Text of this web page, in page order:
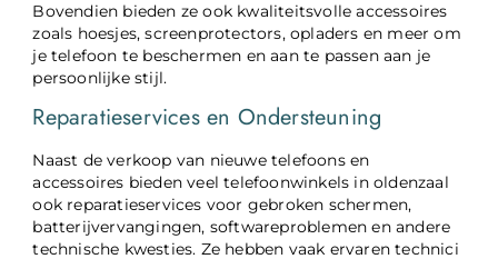
Bovendien bieden ze ook kwaliteitsvolle accessoires
zoals hoesjes, screenprotectors, opladers en meer om
je telefoon te beschermen en aan te passen aan je
persoonlijke stijl.
Reparatieservices en Ondersteuning
Naast de verkoop van nieuwe telefoons en
accessoires bieden veel telefoonwinkels in oldenzaal
ook reparatieservices voor gebroken schermen,
batterijvervangingen, softwareproblemen en andere
technische kwesties. Ze hebben vaak ervaren technici